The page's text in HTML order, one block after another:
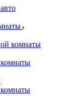
комнаты